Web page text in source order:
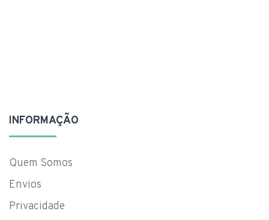
INFORMAÇÃO
Quem Somos
Envios
Privacidade